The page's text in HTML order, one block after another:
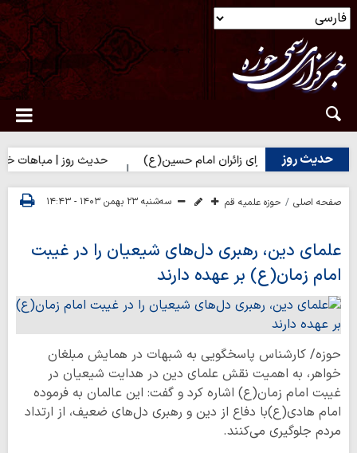
حدیث روز
زهرا(س) برای زائران امام حسین(ع) حدیث روز | مباهات خداوند
صفحه اصلی حوزه علمیه قم سه‌شنبه ۲۳ بهمن ۱۴۰۳ - ۱۴:۴۳
علمای دین، رهبری دل‌های شیعیان را در غیبت
امام زمان(ع) بر عهده دارند
حوزه/ کارشناس پاسخگویی به شبهات در همایش مبلغان
خواهر، به اهمیت نقش علمای دین در هدایت شیعیان در
غیبت امام زمان(ع) اشاره کرد و گفت: این عالمان به فرموده
امام هادی(ع)با دفاع از دین و رهبری دل‌های ضعیف، از ارتداد
مردم جلوگیری می‌کنند.